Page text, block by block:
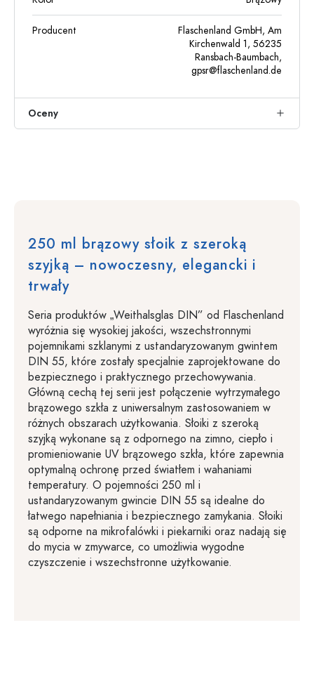
Producent
Flaschenland GmbH, Am
Kirchenwald 1, 56235
Ransbach-Baumbach,
gpsr@flaschenland.de
Oceny
250 ml brązowy słoik z szeroką
szyjką – nowoczesny, elegancki i
trwały
Seria produktów „Weithalsglas DIN” od Flaschenland
wyróżnia się wysokiej jakości, wszechstronnymi
pojemnikami szklanymi z ustandaryzowanym gwintem
DIN 55, które zostały specjalnie zaprojektowane do
bezpiecznego i praktycznego przechowywania.
Główną cechą tej serii jest połączenie wytrzymałego
brązowego szkła z uniwersalnym zastosowaniem w
różnych obszarach użytkowania. Słoiki z szeroką
szyjką wykonane są z odpornego na zimno, ciepło i
promieniowanie UV brązowego szkła, które zapewnia
optymalną ochronę przed światłem i wahaniami
temperatury. O pojemności 250 ml i
ustandaryzowanym gwincie DIN 55 są idealne do
łatwego napełniania i bezpiecznego zamykania. Słoiki
są odporne na mikrofalówki i piekarniki oraz nadają się
do mycia w zmywarce, co umożliwia wygodne
czyszczenie i wszechstronne użytkowanie.